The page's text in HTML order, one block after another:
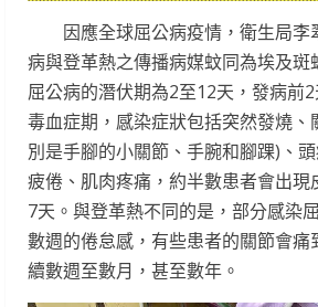
因應全球屈公病疫情，衛生局李
病與登革熱之傳播病媒蚊同為埃及斑
屈公病的潛伏期為2至12天，發病前
毒血症期，感染症狀包括突然發燒、
別是手腳的小關節、手腕和腳踝)、
疲倦、肌肉疼痛，約半數患者會出現
7天。與登革熱不同的是，部分感染
數週的倦怠感，有些患者的關節會痛
續數週至數月，甚至數年。